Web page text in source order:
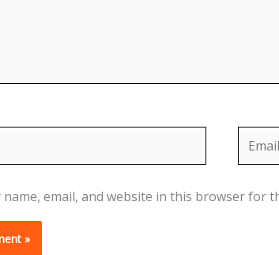
Email*
name, email, and website in this browser for